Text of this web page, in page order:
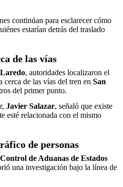
continúan para esclarecer cómo
estarían detrás del traslado
de las vías
Laredo, autoridades localizaron el
cerca de las vías del tren en San
del primer punto.
Javier Salazar, señaló que existe
esté relacionada con el mismo
de personas
de Aduanas de Estados
una investigación bajo la línea de